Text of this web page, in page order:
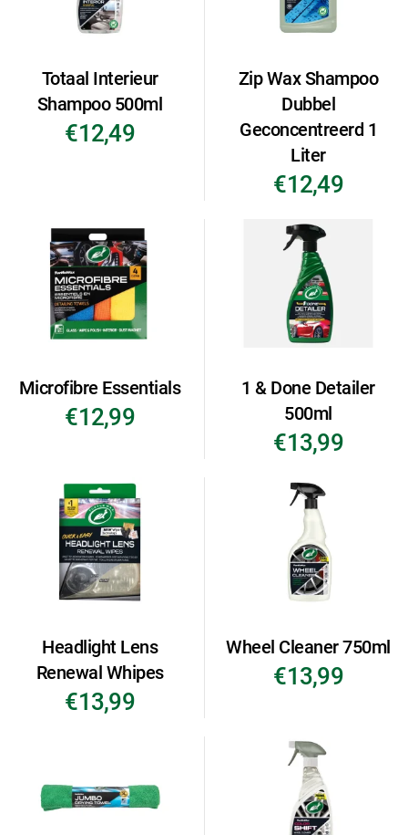
Totaal Interieur
Shampoo 500ml
€12,49
Zip Wax Shampoo
Dubbel
Geconcentreerd 1
Liter
€12,49
Microfibre Essentials
€12,99
1 & Done Detailer
500ml
€13,99
Headlight Lens
Renewal Whipes
€13,99
Wheel Cleaner 750ml
€13,99